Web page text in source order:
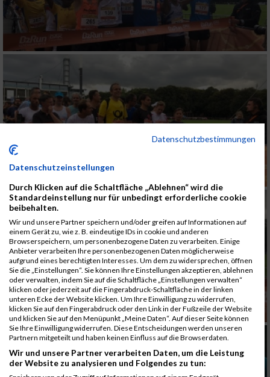
Datenschutzbestimmungen
Datenschutzeinstellungen
Durch Klicken auf die Schaltfläche „Ablehnen“ wird die
Standardeinstellung nur für unbedingt erforderliche cookie
beibehalten.
Wir und unsere Partner speichern und/oder greifen auf Informationen auf
einem Gerät zu, wie z. B. eindeutige IDs in cookie und anderen
Browserspeichern, um personenbezogene Daten zu verarbeiten. Einige
Anbieter verarbeiten Ihre personenbezogenen Daten möglicherweise
aufgrund eines berechtigten Interesses. Um dem zu widersprechen, öffnen
Sie die „Einstellungen“. Sie können Ihre Einstellungen akzeptieren, ablehnen
oder verwalten, indem Sie auf die Schaltfläche „Einstellungen verwalten“
klicken oder jederzeit auf die Fingerabdruck-Schaltfläche in der linken
unteren Ecke der Website klicken. Um Ihre Einwilligung zu widerrufen,
klicken Sie auf den Fingerabdruck oder den Link in der Fußzeile der Website
und klicken Sie auf den Menüpunkt „Meine Daten“. Auf dieser Seite können
Sie Ihre Einwilligung widerrufen. Diese Entscheidungen werden unseren
Partnern mitgeteilt und haben keinen Einfluss auf die Browserdaten.
Wir und unsere Partner verarbeiten Daten, um die Leistung
der Website zu analysieren und Folgendes zu tun: